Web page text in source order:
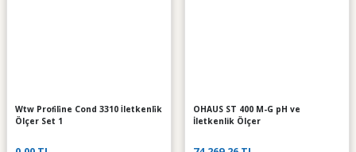
Wtw Profi̇li̇ne Cond 3310 İletkenli̇k
Ölçer Set 1
OHAUS ST 400 M-G pH ve
İletkenlik Ölçer